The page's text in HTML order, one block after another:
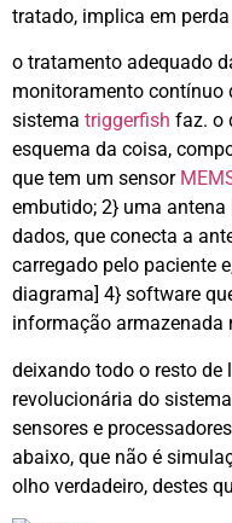
tratado, implica em
o tratamento adequado
monitoramento contínuo
sistema triggerfish faz. o
esquema da coisa,
que tem um sensor
embutido; 2} uma
dados, que conecta a
carregado pelo paciente
diagrama] 4} software
informação armazenada
deixando todo o resto de
revolucionária do
sensores e
abaixo, que não é
olho verdadeiro, destes